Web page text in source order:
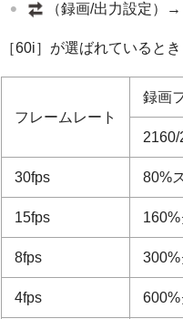
（録画/出力設定）
［60i］が選ばれているとき
フレームレート
録画
2160/
30fps 80%
15fps 160%
8fps 300%
4fps 600%